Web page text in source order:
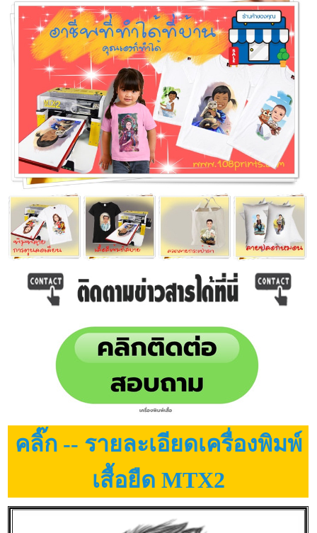
คลิ๊ก -- รายละเอียดเครื่องพิมพ์
เสื้อยืด MTX2